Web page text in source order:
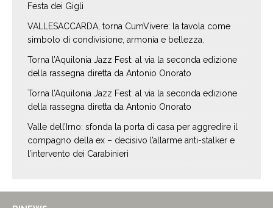
Festa dei Gigli
VALLESACCARDA, torna CumVivere: la tavola come
simbolo di condivisione, armonia e bellezza.
Torna l’Aquilonia Jazz Fest: al via la seconda edizione
della rassegna diretta da Antonio Onorato
Torna l’Aquilonia Jazz Fest: al via la seconda edizione
della rassegna diretta da Antonio Onorato
Valle dell’Irno: sfonda la porta di casa per aggredire il
compagno della ex – decisivo l’allarme anti-stalker e
l’intervento dei Carabinieri